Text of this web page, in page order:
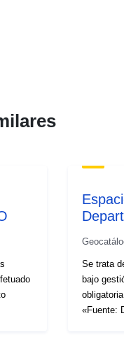
Se trata
bajo
«Fuente: